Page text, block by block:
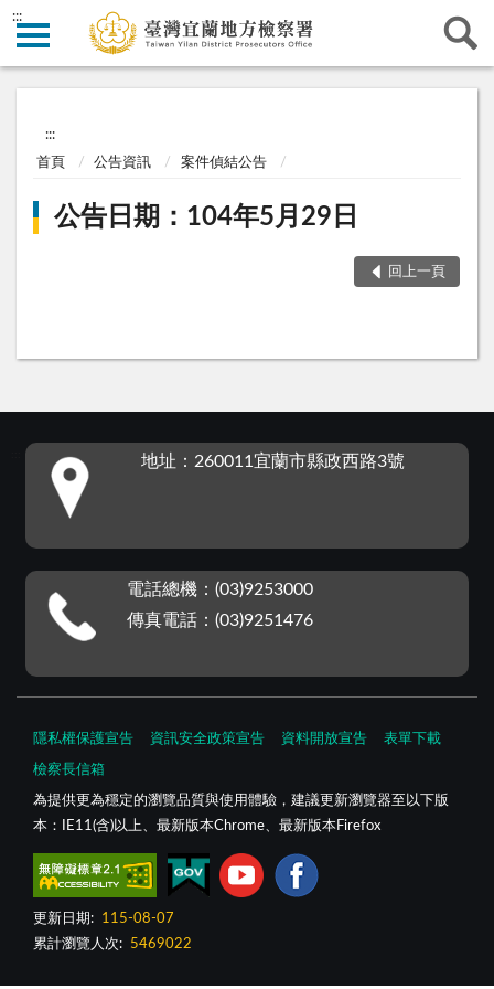
:::
:::
首頁 公告資訊 案件偵結公告
公告日期：104年5月29日
回上一頁
地址：260011宜蘭市縣政西路3號
電話總機：(03)9253000
傳真電話：(03)9251476
隱私權保護宣告 資訊安全政策宣告 資料開放宣告 表單下載
檢察長信箱
為提供更為穩定的瀏覽品質與使用體驗，建議更新瀏覽器至以下版
本：IE11(含)以上、最新版本Chrome、最新版本Firefox
更新日期:
115-08-07
累計瀏覽人次:
5469022